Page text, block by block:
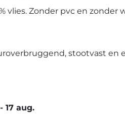
vlies. Zonder pvc en zonder
stootvast en
- 17 aug.